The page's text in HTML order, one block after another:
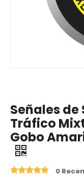
Señales
Tráfico
Gobo
0